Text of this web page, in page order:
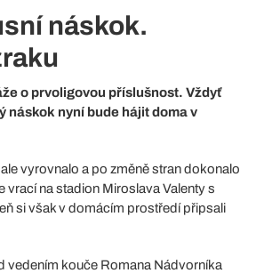
náskok.
o prvoligovou příslušnost. Vždyť
náskok nyní bude hájit doma v
vyrovnalo a po změně stran dokonalo
na stadion Miroslava Valenty s
si však v domácím prostředí připsali
vedením kouče Romana Nádvorníka